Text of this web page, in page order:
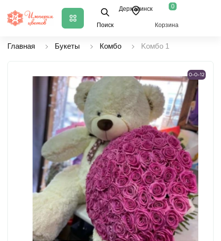
Поиск
Державинск 0
Корзина
Главная Букеты Комбо Koмбo 1
0-0-12